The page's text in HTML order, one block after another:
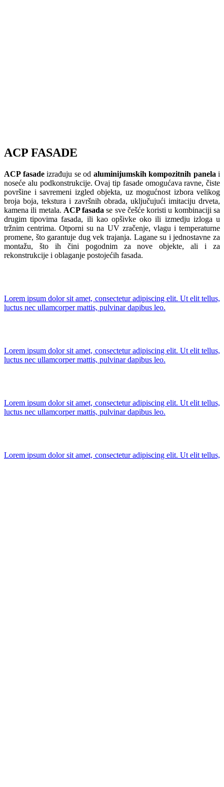
ACP FASADE​
ACP fasadeizrađuju se od aluminijumskih kompozitnih panela i
noseće alu podkonstrukcije. Ovaj tip fasade omogućava ravne, čiste
površine i savremeni izgled objekta, uz mogućnost izbora velikog
broja boja, tekstura i završnih obrada, uključujući imitaciju drveta,
kamena ili metala. ACP fasadase sve češće koristi u kombinaciji sa
drugim tipovima fasada, ili kao opšivke oko ili izmedju izloga u
tržnim centrima. Otporni su na UV zračenje, vlagu i temperaturne
promene, što garantuje dug vek trajanja. Lagane su i jednostavne za
montažu, što ih čini pogodnim za nove objekte, ali i za
rekonstrukcije i oblaganje postojećih fasada.
Lorem ipsum dolor sit amet, consectetur adipiscing elit. Ut elit tellus,
luctus nec ullamcorper mattis, pulvinar dapibus leo.
Lorem ipsum dolor sit amet, consectetur adipiscing elit. Ut elit tellus,
luctus nec ullamcorper mattis, pulvinar dapibus leo.
Lorem ipsum dolor sit amet, consectetur adipiscing elit. Ut elit tellus,
luctus nec ullamcorper mattis, pulvinar dapibus leo.
Lorem ipsum dolor sit amet, consectetur adipiscing elit. Ut elit tellus,